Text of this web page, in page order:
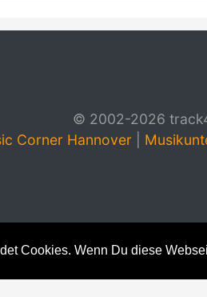
Cookies. Wenn Du diese
© 2002-2026
Corner Hannover